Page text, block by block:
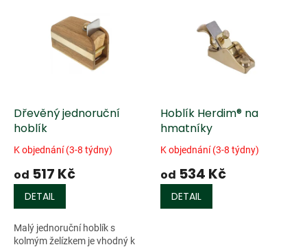
dDřevěný jednoruční
hoblík
K objednání (3-8 týdny)
od 517 Kč
DETAIL
Malý jednoruční hoblík s
kolmým želízkem je vhodný k
Hoblík Herdim® na
hmatníky
K objednání (3-8 týdny)
od 534 Kč
DETAIL